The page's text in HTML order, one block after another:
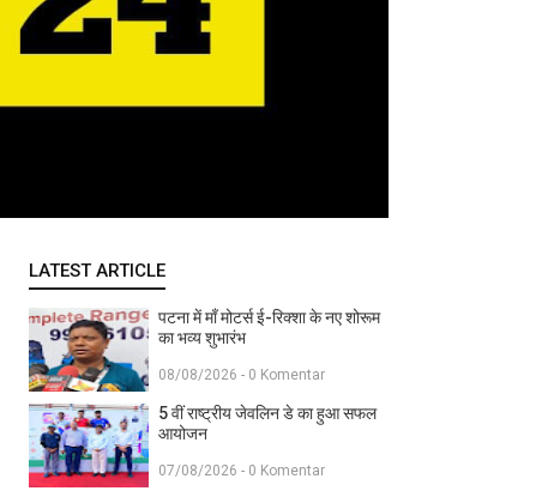
LATEST ARTICLE
पटना में माँ मोटर्स ई-रिक्शा के नए शोरूम
का भव्य शुभारंभ
08/08/2026 - 0 Komentar
5 वीं राष्ट्रीय जेवलिन डे का हुआ सफल
आयोजन
07/08/2026 - 0 Komentar